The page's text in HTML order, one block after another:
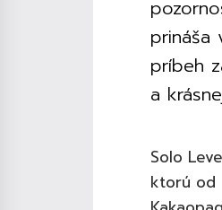
prináša
príbeh
a
Solo
ktorú od